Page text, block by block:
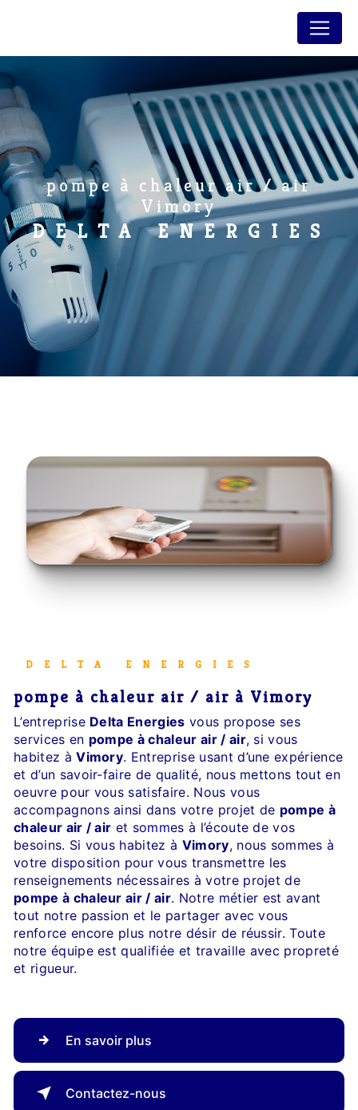
pompe à chaleur air / air
Vimory
DELTA ENERGIES
DELTA ENERGIES
pompe à chaleur air / air à Vimory
L’entreprise Delta Energies vous propose ses
services en pompe à chaleur air / air, si vous
habitez àVimory. Entreprise usant d’une expérience
et d’un savoir-faire de qualité, nous mettons tout en
oeuvre pour vous satisfaire. Nous vous
accompagnons ainsi dans votre projet de pompe à
chaleur air / air et sommes à l’écoute de vos
besoins. Si vous habitez à Vimory, nous sommes à
votre disposition pour vous transmettre les
renseignements nécessaires à votre projet de
pompe à chaleur air / air. Notre métier est avant
tout notre passion et le partager avec vous
renforce encore plus notre désir de réussir. Toute
notre équipe est qualifiée et travaille avec propreté
et rigueur.
En savoir plus
Contactez-nous